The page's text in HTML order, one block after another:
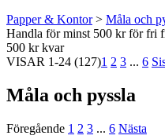
Papper & Kontor> Måla och
Handla för minst 500 kr för fri
500 kr kvar
VISAR 1-24 (127)1 2 3 ... 6
Måla och pyssla
Föregående 1 2 3 ... 6 Nästa